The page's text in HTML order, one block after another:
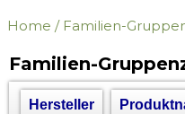
Home / Familien-
Familien-
Hersteller